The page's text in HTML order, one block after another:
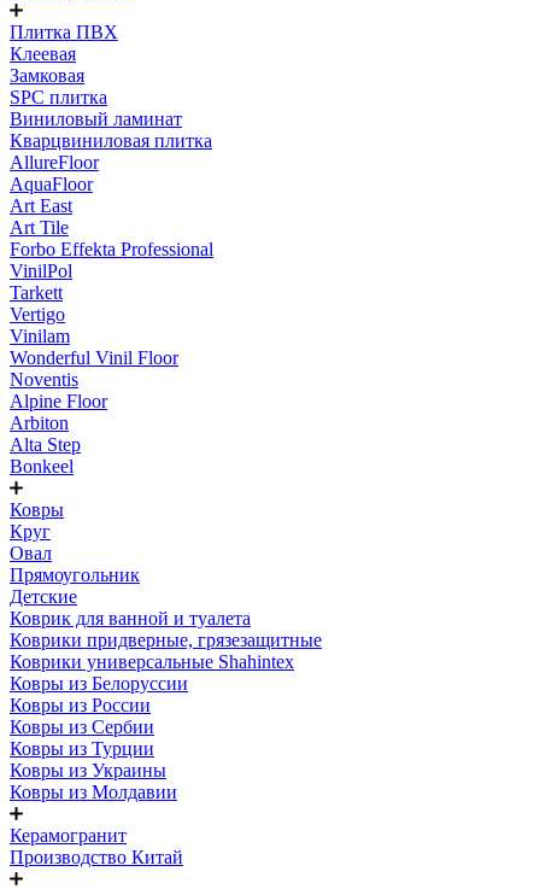
Плитка ПВХ
Клеевая
Замковая
SPC плитка
Виниловый ламинат
Кварцвиниловая плитка
AllureFloor
AquaFloor
Art East
Art Tile
Forbo Effekta Professional
VinilPol
Tarkett
Vertigo
Vinilam
Wonderful Vinil Floor
Noventis
Alpine Floor
Arbiton
Alta Step
Bonkeel
Ковры
Круг
Овал
Прямоугольник
Детские
Коврик для ванной и туалета
Коврики придверные, грязезащитные
Коврики универсальные Shahintex
Ковры из Белоруссии
Ковры из России
Ковры из Сербии
Ковры из Турции
Ковры из Украины
Ковры из Молдавии
Керамогранит
Производство Китай